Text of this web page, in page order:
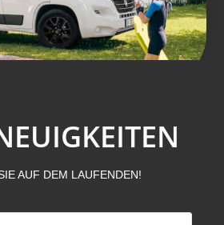
AUF DEM LAUFENDEN!